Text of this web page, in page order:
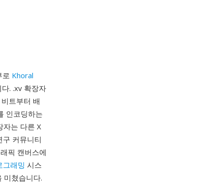
로 Khoral
. .xv 확장자
트부터 배
인코딩하는
자는 다른 X
커뮤니티
픽 캔버스에
그래밍 시스
미쳤습니다.